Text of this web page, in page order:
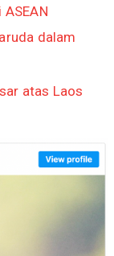
dalam
atas Laos